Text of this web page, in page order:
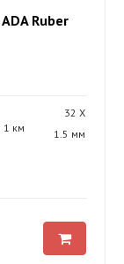
Ruber
32 Х
1 км
1.5 мм